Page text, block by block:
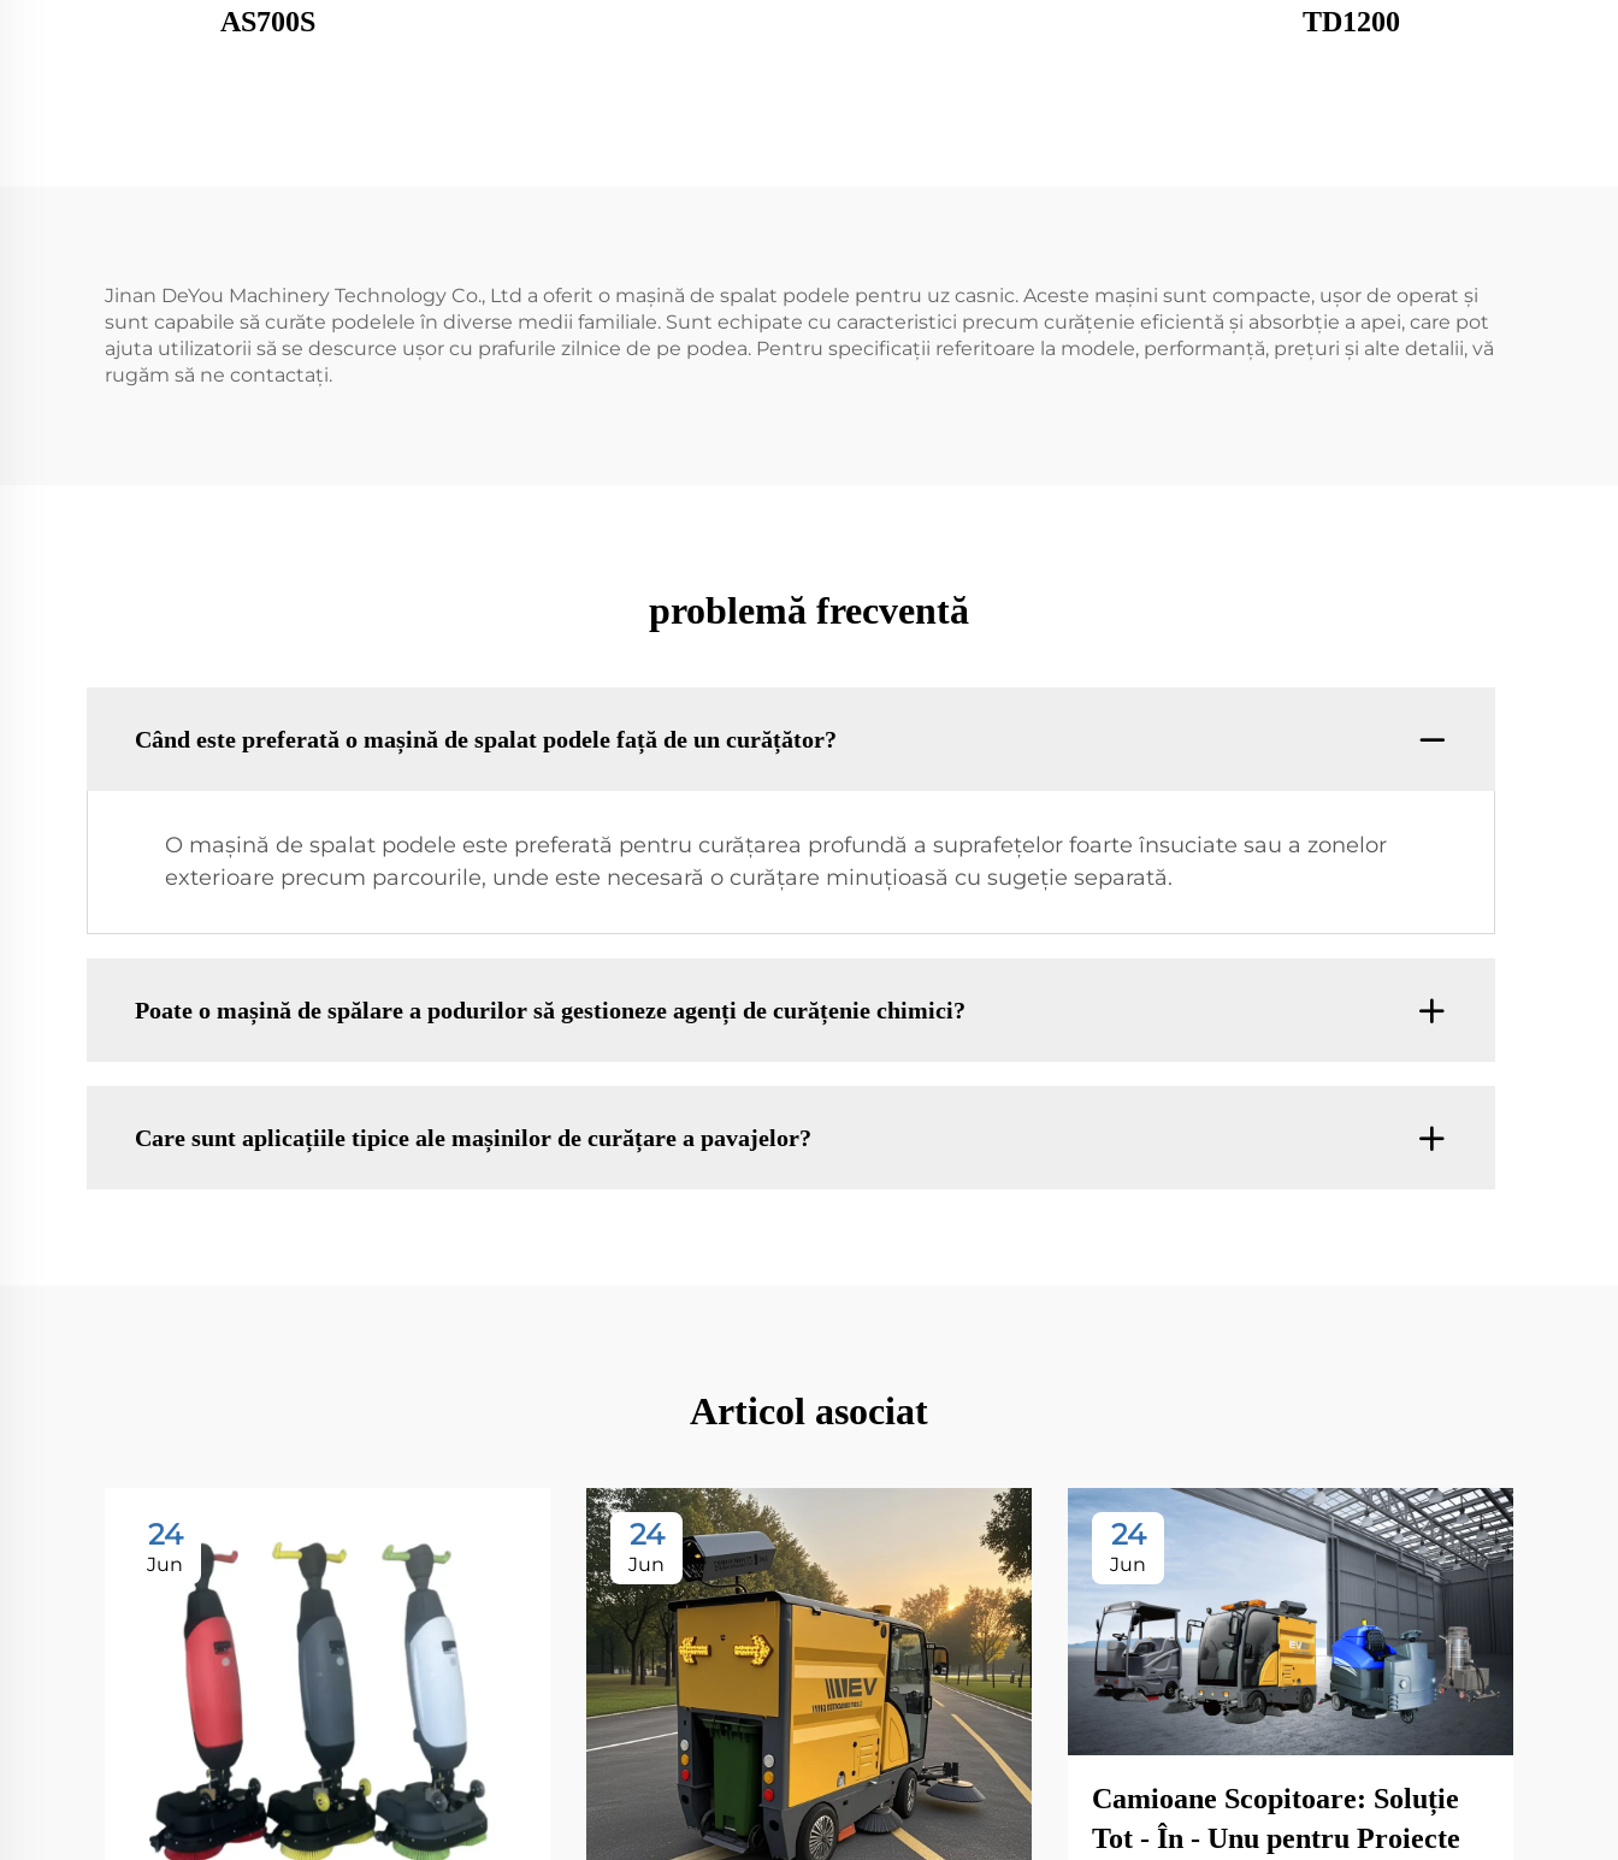
AS700S
TD1200
Jinan DeYou Machinery Technology Co., Ltd a oferit o mașină de spalat podele pentru uz casnic. Aceste mașini sunt compacte, ușor de operat și
sunt capabile să curăte podelele în diverse medii familiale. Sunt echipate cu caracteristici precum curățenie eficientă și absorbție a apei, care pot
ajuta utilizatorii să se descurce ușor cu prafurile zilnice de pe podea. Pentru specificații referitoare la modele, performanță, prețuri și alte detalii, vă
rugăm să ne contactați.
problemă frecventă
Când este preferată o mașină de spalat podele față de un curățător?
O mașină de spalat podele este preferată pentru curățarea profundă a suprafețelor foarte însuciate sau a zonelor
exterioare precum parcourile, unde este necesară o curățare minuțioasă cu sugeție separată.
Poate o mașină de spălare a podurilor să gestioneze agenți de curățenie chimici?
Care sunt aplicațiile tipice ale mașinilor de curățare a pavajelor?
Articol asociat
24
Jun
24
Jun
24
Jun
Camioane Scopitoare: Soluție
Tot - În - Unu pentru Proiecte